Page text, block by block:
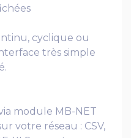
cyclique ou
très simple
module MB-NET
votre réseau : CSV,